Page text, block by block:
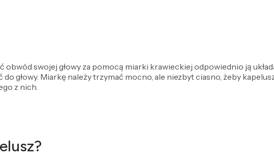
swojej głowy za pomocą miarki krawieckiej odpowiednio ją
głowy. Miarkę należy trzymać mocno, ale niezbyt ciasno, żeby
z nich.